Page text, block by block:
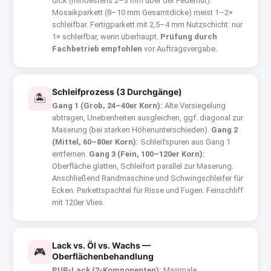
Mosaikparkett (8–10 mm Gesamtdicke) meist 1–2×
schleifbar. Fertigparkett mit 2,5–4 mm Nutzschicht: nur
1× schleifbar, wenn überhaupt. Prüfung durch
Fachbetrieb empfohlen vor Auftragsvergabe.
🏝
Schleifprozess (3 Durchgänge)
Gang 1 (Grob, 24–40er Korn): Alte Versiegelung
abtragen, Unebenheiten ausgleichen, ggf. diagonal zur
Maserung (bei starken Höhenunterschieden). Gang 2
(Mittel, 60–80er Korn): Schleifspuren aus Gang 1
entfernen. Gang 3 (Fein, 100–120er Korn):
Oberfläche glatten, Schleifort parallel zur Maserung.
Anschließend Randmaschine und Schwingschleifer für
Ecken. Parkettspachtel für Risse und Fugen. Feinschliff
mit 120er Vlies.
🎮
Lack vs. Öl vs. Wachs —
Oberflächenbehandlung